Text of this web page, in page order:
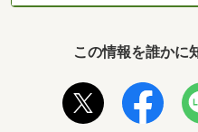
この情報を誰かに